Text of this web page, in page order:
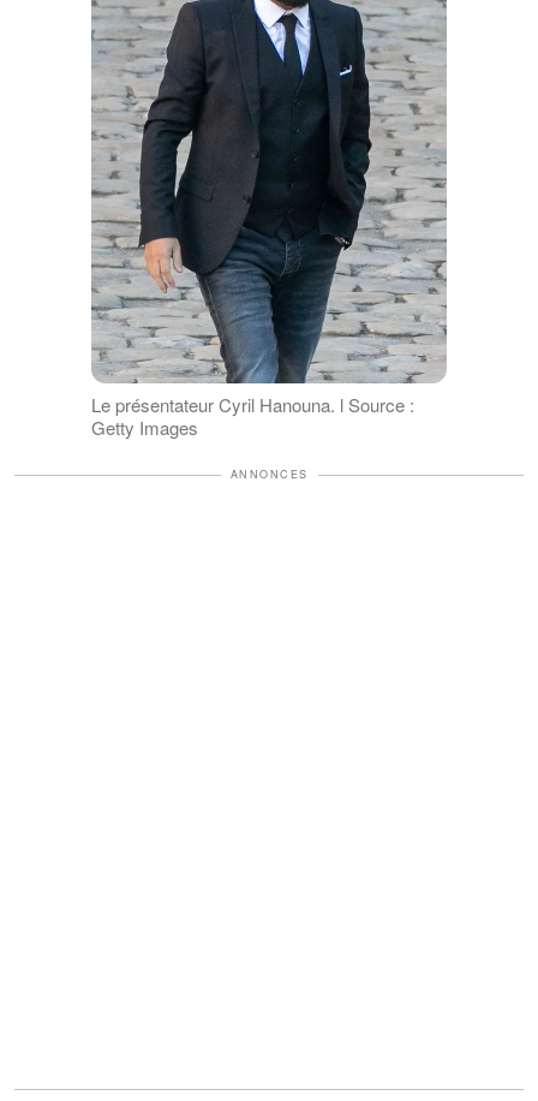
Le présentateur Cyril Hanouna. l Source :
Getty Images
ANNONCES